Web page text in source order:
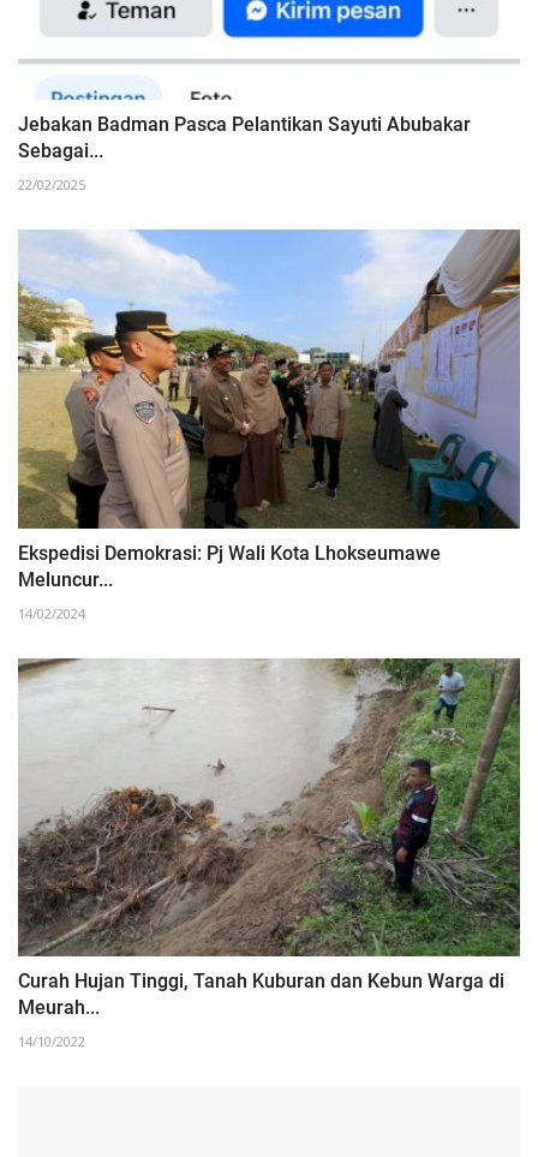
Jebakan Badman Pasca Pelantikan Sayuti Abubakar
Sebagai...
22/02/2025
Ekspedisi Demokrasi: Pj Wali Kota Lhokseumawe
Meluncur...
14/02/2024
Curah Hujan Tinggi, Tanah Kuburan dan Kebun Warga di
Meurah...
14/10/2022